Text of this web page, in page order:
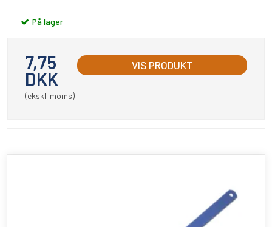
På lager
7,75
DKK
(ekskl. moms)
VIS PRODUKT